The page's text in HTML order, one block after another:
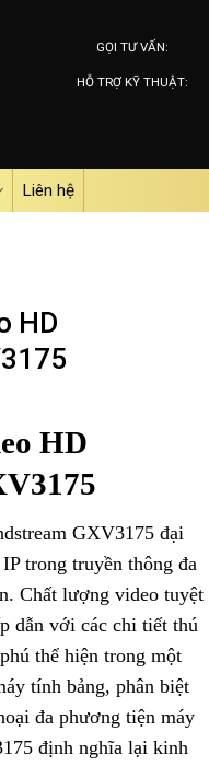
GỌI TƯ VẤN:
HỖ TRỢ KỸ THUẬT:
Liên hệ
HD
HD
GXV3175 đại
trong truyền thông đa
Chất lượng video tuyệt
dẫn với các chi tiết thú
thể hiện trong một
tính bảng, phân biệt
đa phương tiện máy
định nghĩa lại kinh